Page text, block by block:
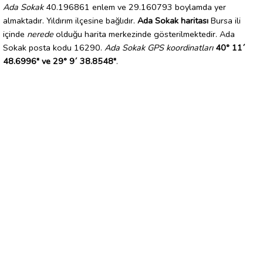
Ada Sokak40.196861 enlem ve 29.160793 boylamda yer
almaktadır. Yıldırım ilçesine bağlıdır. Ada Sokak haritası Bursa ili
içinde nerede olduğu harita merkezinde gösterilmektedir. Ada
Sokak posta kodu 16290. Ada Sokak GPS koordinatları 40° 11´
48.6996" ve 29° 9´ 38.8548".